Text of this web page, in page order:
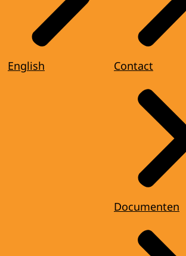
English Contact
Documenten